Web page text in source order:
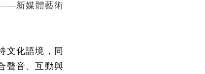
新媒體藝術
文化語境，同
聲音、互動與